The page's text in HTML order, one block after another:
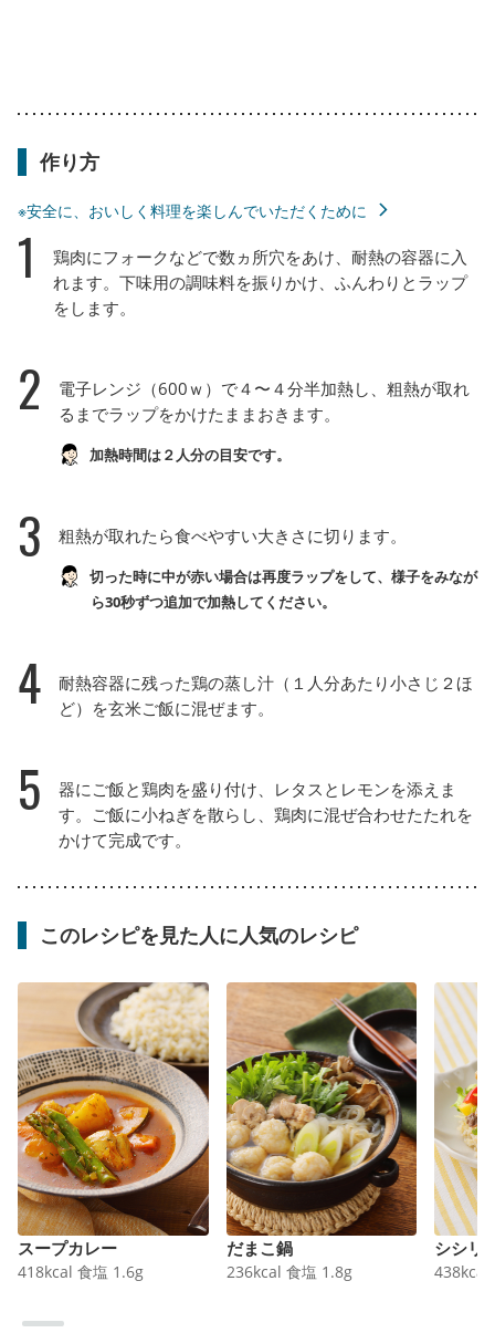
作り方
※安全に、おいしく料理を楽しんでいただくために
1
鶏肉にフォークなどで数ヵ所穴をあけ、耐熱の容器に入
れます。下味用の調味料を振りかけ、ふんわりとラップ
をします。
2
電子レンジ（600ｗ）で４〜４分半加熱し、粗熱が取れ
るまでラップをかけたままおきます。
加熱時間は２人分の目安です。
3 粗熱が取れたら食べやすい大きさに切ります。
切った時に中が赤い場合は再度ラップをして、様子をみなが
ら30秒ずつ追加で加熱してください。
4
耐熱容器に残った鶏の蒸し汁（１人分あたり小さじ２ほ
ど）を玄米ご飯に混ぜます。
5
器にご飯と鶏肉を盛り付け、レタスとレモンを添えま
す。ご飯に小ねぎを散らし、鶏肉に混ぜ合わせたたれを
かけて完成です。
このレシピを見た人に人気のレシピ
スープカレー
418kcal 食塩 1.6g
だまこ鍋
236kcal 食塩 1.8g
シシリ
438kcal